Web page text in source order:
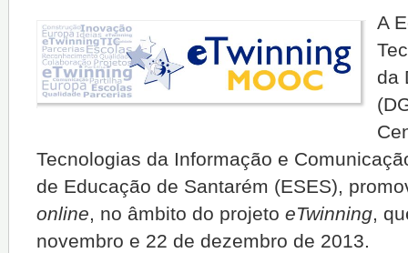
A
da
Tecnologias da Informação e
de Educação de Santarém (ESES),
online, no âmbito do projeto eTwinning,
novembro e 22 de dezembro de 2013.